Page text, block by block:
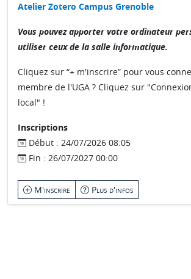
Atelier Zotero Campus Grenoble
Vous pouvez apporter votre ordinateur
utiliser ceux de la salle informatique.
Cliquez sur “+ m'inscrire” pour vous
membre de l'UGA ? Cliquez sur
local" !
Inscriptions
Début : 24/07/2026 08:05
Fin : 26/07/2027 00:00
M'inscrire Plus d'infos